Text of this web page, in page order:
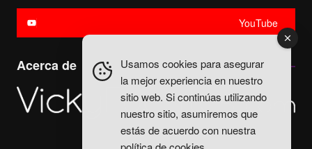
YouTube
Acerca de
Usamos cookies para asegurar
la mejor experiencia en nuestro
sitio web. Si continúas utilizando
nuestro sitio, asumiremos que
estás de acuerdo con nuestra